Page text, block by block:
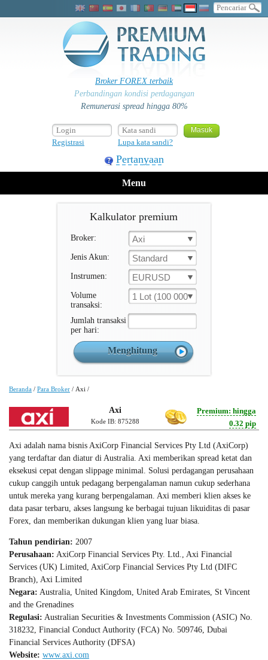
Broker FOREX terbaik
Perbandingan kondisi perdagangan
Remunerasi spread hingga 80%
Registrasi Lupa kata sandi?
Pertanyaan
Menu
Kalkulator premium
Broker: Axi
Jenis Akun: Standard
Instrumen: EURUSD
Volume
transaksi:
1 Lot (100 000 Unit )
Jumlah transaksi
per hari:
Beranda / Para Broker / Axi /
Axi
Kode IB: 875288
Premium: hingga
0.32 pip
Axi adalah nama bisnis AxiCorp Financial Services Pty Ltd (AxiCorp)
yang terdaftar dan diatur di Australia. Axi memberikan spread ketat dan
eksekusi cepat dengan slippage minimal. Solusi perdagangan perusahaan
cukup canggih untuk pedagang berpengalaman namun cukup sederhana
untuk mereka yang kurang berpengalaman. Axi memberi klien akses ke
data pasar terbaru, akses langsung ke berbagai tujuan likuiditas di pasar
Forex, dan memberikan dukungan klien yang luar biasa.
Tahun pendirian: 2007
Perusahaan: AxiCorp Financial Services Pty. Ltd., Axi Financial
Services (UK) Limited, AxiCorp Financial Services Pty Ltd (DIFC
Branch), Axi Limited
Negara: Australia, United Kingdom, United Arab Emirates, St Vincent
and the Grenadines
Regulasi: Australian Securities & Investments Commission (ASIC) No.
318232, Financial Conduct Authority (FCA) No. 509746, Dubai
Financial Services Authority (DFSA)
Website: www.axi.com